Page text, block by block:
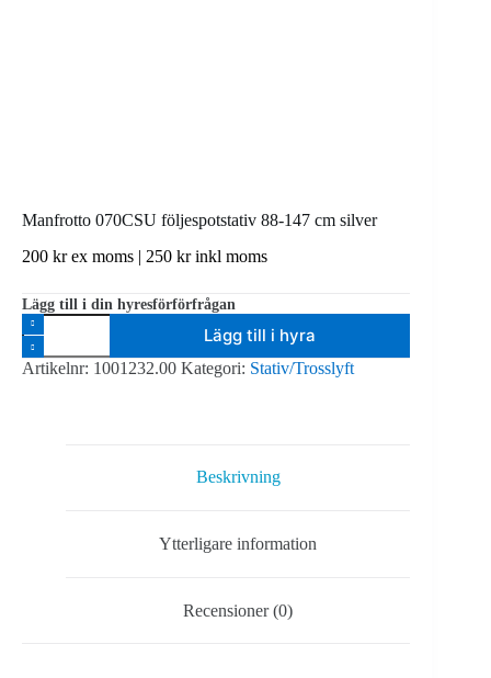
Manfrotto 070CSU följespotstativ 88-147 cm silver
200 krex moms | 250 krinkl moms
Lägg till i din hyresförförfrågan
Manfrotto
070CSU
följespotstativ
88-
Lägg till i hyra
Artikelnr: 1001232.00 Kategori: Stativ/Trosslyft
Beskrivning
Ytterligare information
Recensioner (0)